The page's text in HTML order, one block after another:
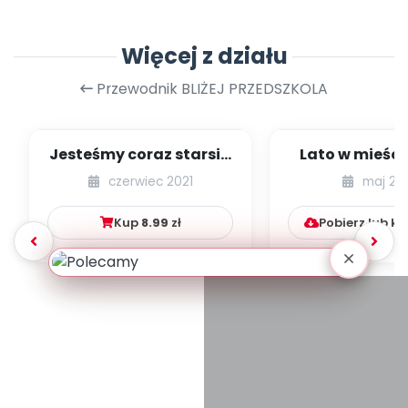
Więcej z działu
Przewodnik BLIŻEJ PRZEDSZKOLA
Jesteśmy coraz starsi -
zestaw
czerwiec 2021
Kup 8.99 zł
Lato w
dzieci
numer
maj
Pobierz lub